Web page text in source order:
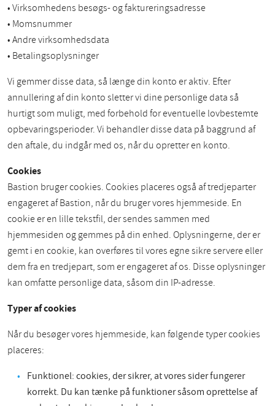
• Virksomhedens besøgs- og faktureringsadresse
• Momsnummer
• Andre virksomhedsdata
• Betalingsoplysninger
Vi gemmer disse data, så længe din konto er aktiv. Efter
annullering af din konto sletter vi dine personlige data så
hurtigt som muligt, med forbehold for eventuelle lovbestemte
opbevaringsperioder. Vi behandler disse data på baggrund af
den aftale, du indgår med os, når du opretter en konto.
Cookies
Bastion bruger cookies. Cookies placeres også af tredjeparter
engageret af Bastion, når du bruger vores hjemmeside. En
cookie er en lille tekstfil, der sendes sammen med
hjemmesiden og gemmes på din enhed. Oplysningerne, der er
gemt i en cookie, kan overføres til vores egne sikre servere eller
dem fra en tredjepart, som er engageret af os. Disse oplysninger
kan omfatte personlige data, såsom din IP-adresse.
Typer af cookies
Når du besøger vores hjemmeside, kan følgende typer cookies
placeres:
Funktionel: cookies, der sikrer, at vores sider fungerer
korrekt. Du kan tænke på funktioner såsom oprettelse af